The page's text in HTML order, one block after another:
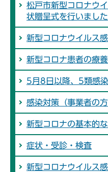
松戸市新型コロナウ
状贈呈式を行いました
新型コロナウイルス
新型コロナ患者の療
5月8日以降、5類感
感染対策（事業者の方
新型コロナの基本的
症状・受診・検査
新型コロナウイルス